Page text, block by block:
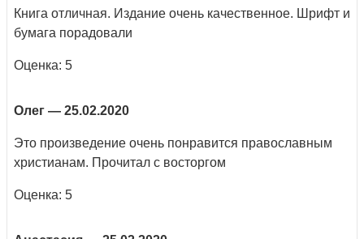
Книга отличная. Издание очень качественное. Шрифт и
бумага порадовали
Оценка: 5
Олег — 25.02.2020
Это произведение очень понравится православным
христианам. Прочитал с восторгом
Оценка: 5